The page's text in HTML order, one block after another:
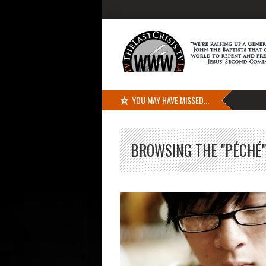
YOU MAY HAVE MISSED...
BROWSING THE